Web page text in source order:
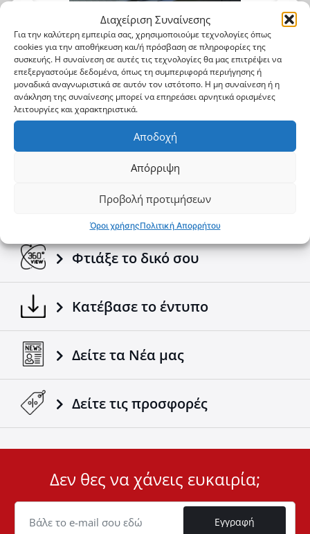
Διαχείριση Συναίνεσης
Για την καλύτερη εμπειρία σας, χρησιμοποιούμε τεχνολογίες όπως
cookies για την αποθήκευση και/ή πρόσβαση σε πληροφορίες της
συσκευής. Η συναίνεση σε αυτές τις τεχνολογίες θα μας επιτρέψει να
επεξεργαστούμε δεδομένα, όπως τη συμπεριφορά περιήγησης ή
μοναδικά αναγνωριστικά σε αυτόν τον ιστότοπο. Η μη συναίνεση ή η
ανάκληση της συναίνεσης μπορεί να επηρεάσει αρνητικά ορισμένες
λειτουργίες και χαρακτηριστικά.
Αποδοχή
Απόρριψη
Προβολή προτιμήσεων
Όροι χρήσηςΠολιτική Απορρήτου
Mitsubishi L200 Triton 2006->'08-2015
Ανοξείδωτο Roll bar δύο σκελών (RB 407
INOX)
RB 407 INOX
Φτιάξε το δικό σου
Κατέβασε το έντυπο
Δείτε τα Νέα μας
Δείτε τις προσφορές
ID
Cookie
Δεν θες να χάνεις ευκαιρία;
Εγγραφή